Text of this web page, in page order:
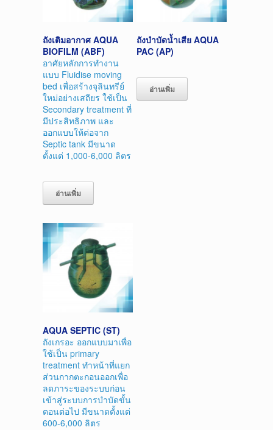
ถังเติมอากาศ AQUA
BIOFILM (ABF)
อาศัยหลักการทำงาน
แบบ Fluidise moving
bed เพื่อสร้างจุลินทรีย์
ใหม่อย่างเสถียร ใช้เป็น
Secondary treatment ที่
มีประสิทธิภาพ และ
ออกแบบให้ต่อจาก
Septic tank มีขนาด
ตั้งแต่ 1,000-6,000 ลิตร
อ่านเพิ่ม
ถังบำบัดน้ำเสีย AQUA
PAC (AP)
อ่านเพิ่ม
AQUA SEPTIC (ST)
ถังเกรอะ ออกแบบมาเพื่อ
ใช้เป็น primary
treatment ทำหน้าที่แยก
ส่วนกากตะกอนออกเพื่อ
ลดภาระของระบบก่อน
เข้าสู่ระบบการบำบัดขั้น
ตอนต่อไป มีขนาดตั้งแต่
600-6,000 ลิตร